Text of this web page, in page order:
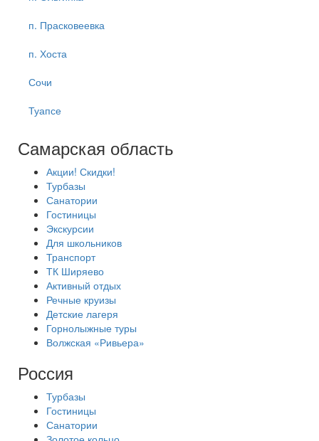
п. Прасковеевка
п. Хоста
Сочи
Туапсе
Самарская область
Акции! Скидки!
Турбазы
Санатории
Гостиницы
Экскурсии
Для школьников
Транспорт
ТК Ширяево
Активный отдых
Речные круизы
Детские лагеря
Горнолыжные туры
Волжская «Ривьера»
Россия
Турбазы
Гостиницы
Санатории